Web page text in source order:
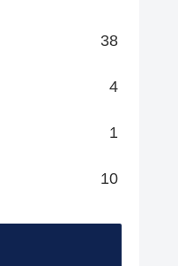
38
4
1
10